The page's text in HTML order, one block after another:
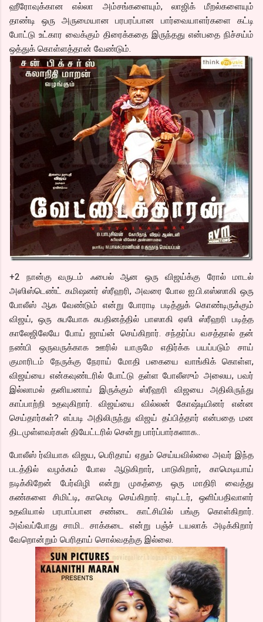
ஹீரோவுக்கான எல்லா அம்சங்களையும், லாஜிக் மீறல்களையும்
தாண்டி ஒரு அருமையான பரபரப்பான பார்வையாளர்களை கட்டி
போட்டு உட்கார வைக்கும் திரைக்கதை இருந்தது என்பதை நிச்சய்ம்
ஒத்துக் கொள்ளத்தான் வேண்டும்.
+2 நான்கு வருடம் ஃபைல் ஆன ஒரு விஜய்க்கு ரோல் மாடல்
அஸிஸ்டெண்ட் கமிஷனர் ஸ்ரீஹரி, அவரை போல ஐ.பி.எஸ்ஸாகி ஒரு
போலீஸ் ஆக வேண்டும் என்று போராடி படித்துக் கொண்டிருக்கும்
விஜய், ஒரு சுபயோக சுபதினத்தில் பாஸாகி ஏஸி ஸ்ரீஹரி படித்த
காலேஜிலேயே போய் ஜாய்ன் செய்கிறார். சந்தர்ப்ப வசத்தால் தன்
நண்பி ஒருவருக்காக ஊரில் யாருமே எதிர்க்க பயப்படும் சாய்
குமாரிடம் நேருக்கு நேராய் மோதி பகையை வாங்கிக் கொள்ள,
விஜய்யை என்கவுண்டரில் போட்டு தள்ள போலீஸும் அலைய, பவர்
இல்லாமல் தனியனாய் இருக்கும் ஸ்ரீஹரி விஜயை அதிலிருந்து
காப்பாற்றி உதவுகிறார். விஜய்யை வில்லன் கோஷ்டியினர் என்ன
செய்தார்கள்? எப்படி அதிலிருந்து விஜய் தப்பித்தார் என்பதை மன
திடமுள்ளவர்கள் தியேட்டரில் சென்று பார்ப்பார்களாக..
போலீஸ் ர்வியாக விஜய, பெரிதாய் ஏதும் செய்யவில்லை அவர் இந்த
படத்தில் வழக்கம் போல ஆடுகிறார், பாடுகிறார், காமெடியாய்
நடிக்கிறேன் பேர்விழி என்று முகத்தை ஒரு மாதிரி வைத்து
கண்களை சிமிட்டி, காமெடி செய்கிறார். எடிட்டர், ஒளிப்பதிவாளர்
உதவியால் பரபாப்பான சண்டை காட்சியில் பங்கு கொள்கிறார்.
அவ்வப்போது சாமி.. சாக்கடை என்று பஞ்ச் டயலாக் அடிக்கிறார்
வேறொன்றும் பெரிதாய் சொல்வதற்கு இல்லை.